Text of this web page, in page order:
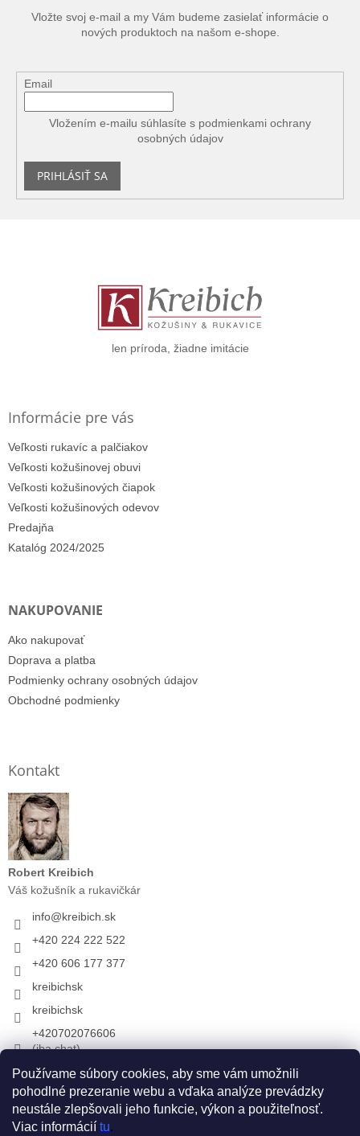
Používame súbory cookies, aby sme vám umožnili
pohodlné prezeranie webu a vďaka analýze prevádzky
neustále zlepšovali jeho funkcie, výkon a použiteľnosť.
Viac informácií tu.
Vložte svoj e-mail a my Vám budeme zasielať informácie o
nových produktoch na našom e-shope.
Email
Vložením e-mailu súhlasíte s podmienkami ochrany
osobných údajov
PRIHLÁSIŤ SA
len príroda, žiadne imitácie
Informácie pre vás
Veľkosti rukavíc a palčiakov
Veľkosti kožušinovej obuvi
Veľkosti kožušinových čiapok
Veľkosti kožušinových odevov
Predajňa
Katalóg 2024/2025
NAKUPOVANIE
Ako nakupovať
Doprava a platba
Podmienky ochrany osobných údajov
Obchodné podmienky
Kontakt
Robert Kreibich
Váš kožušník a rukavičkár
info@kreibich.sk
+420 224 222 522
+420 606 177 377
kreibichsk
kreibichsk
+420702076606
(iba chat)
Prijímame online platby